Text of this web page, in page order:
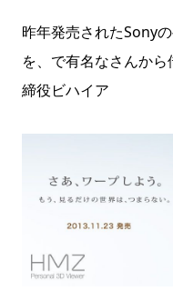
昨年発売されたSony
を、で有名なさんから
締役ビハイア